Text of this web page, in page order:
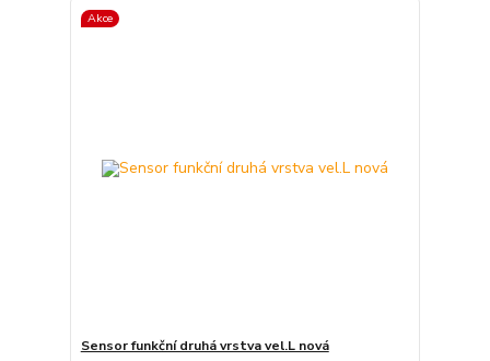
Akce
Sensor funkční druhá vrstva vel.L nová